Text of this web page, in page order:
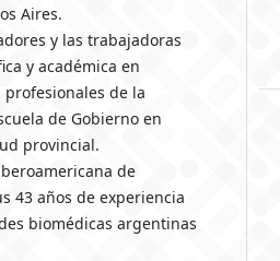
Aires.
y las trabajadoras
y académica en
de la
de Gobierno en
provincial.
de
43 años de experiencia
biomédicas argentinas